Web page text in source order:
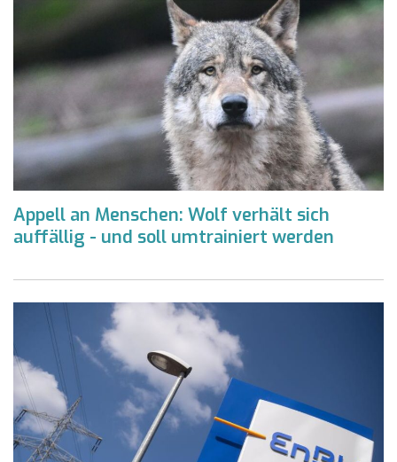
Appell an Menschen: Wolf verhält sich
auffällig - und soll umtrainiert werden